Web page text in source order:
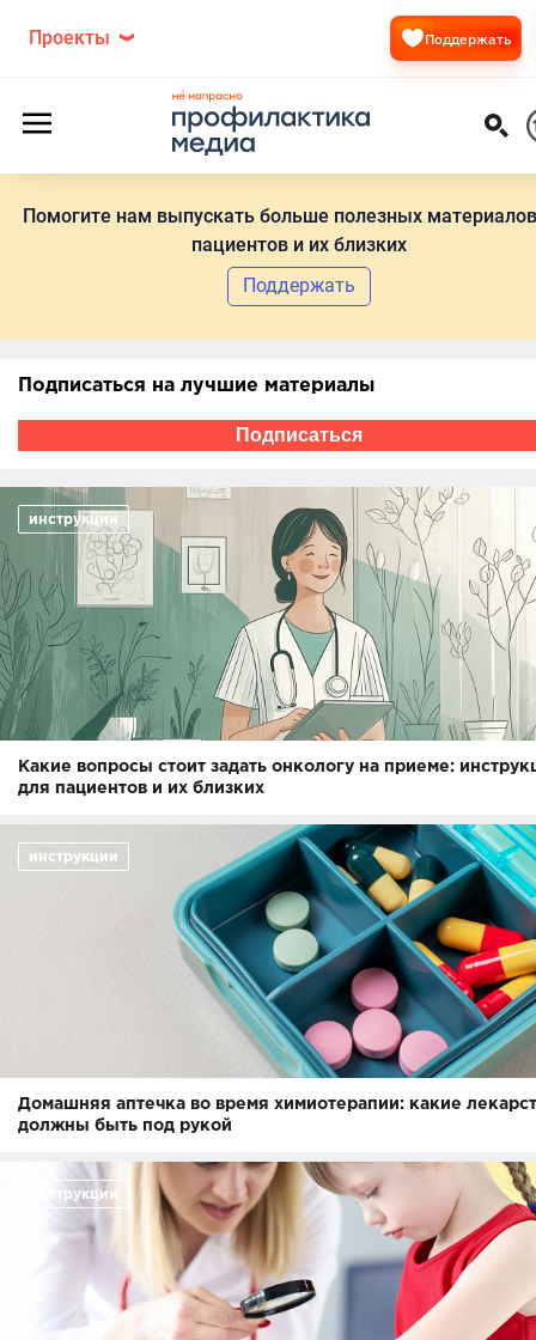
Помогите нам выпускать больше полезных
пациентов и их близких
Поддержать
Проекты Поддержать
Подписаться на лучшие материалы
Подписаться
инструкции
Какие вопросы стоит задать онкологу на приеме:
для пациентов и их близких
инструкции
Домашняя аптечка во время химиотерапии: какие
должны быть под рукой
инструкции